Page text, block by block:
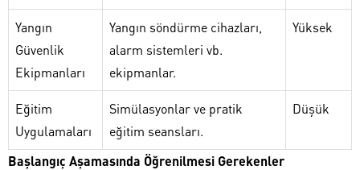
Yangın
Güvenlik
Ekipmanları
Yangın söndürme cihazları,
alarm sistemleri vb.
ekipmanlar.
Yüksek
Eğitim
Uygulamaları
Simülasyonlar ve pratik
eğitim seansları.
Düşük
Başlangıç Aşamasında Öğrenilmesi Gerekenler